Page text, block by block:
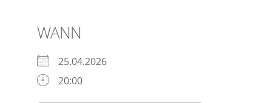
WANN
25.04.2026
20:00